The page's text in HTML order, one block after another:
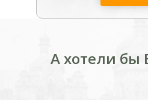
А хотели бы